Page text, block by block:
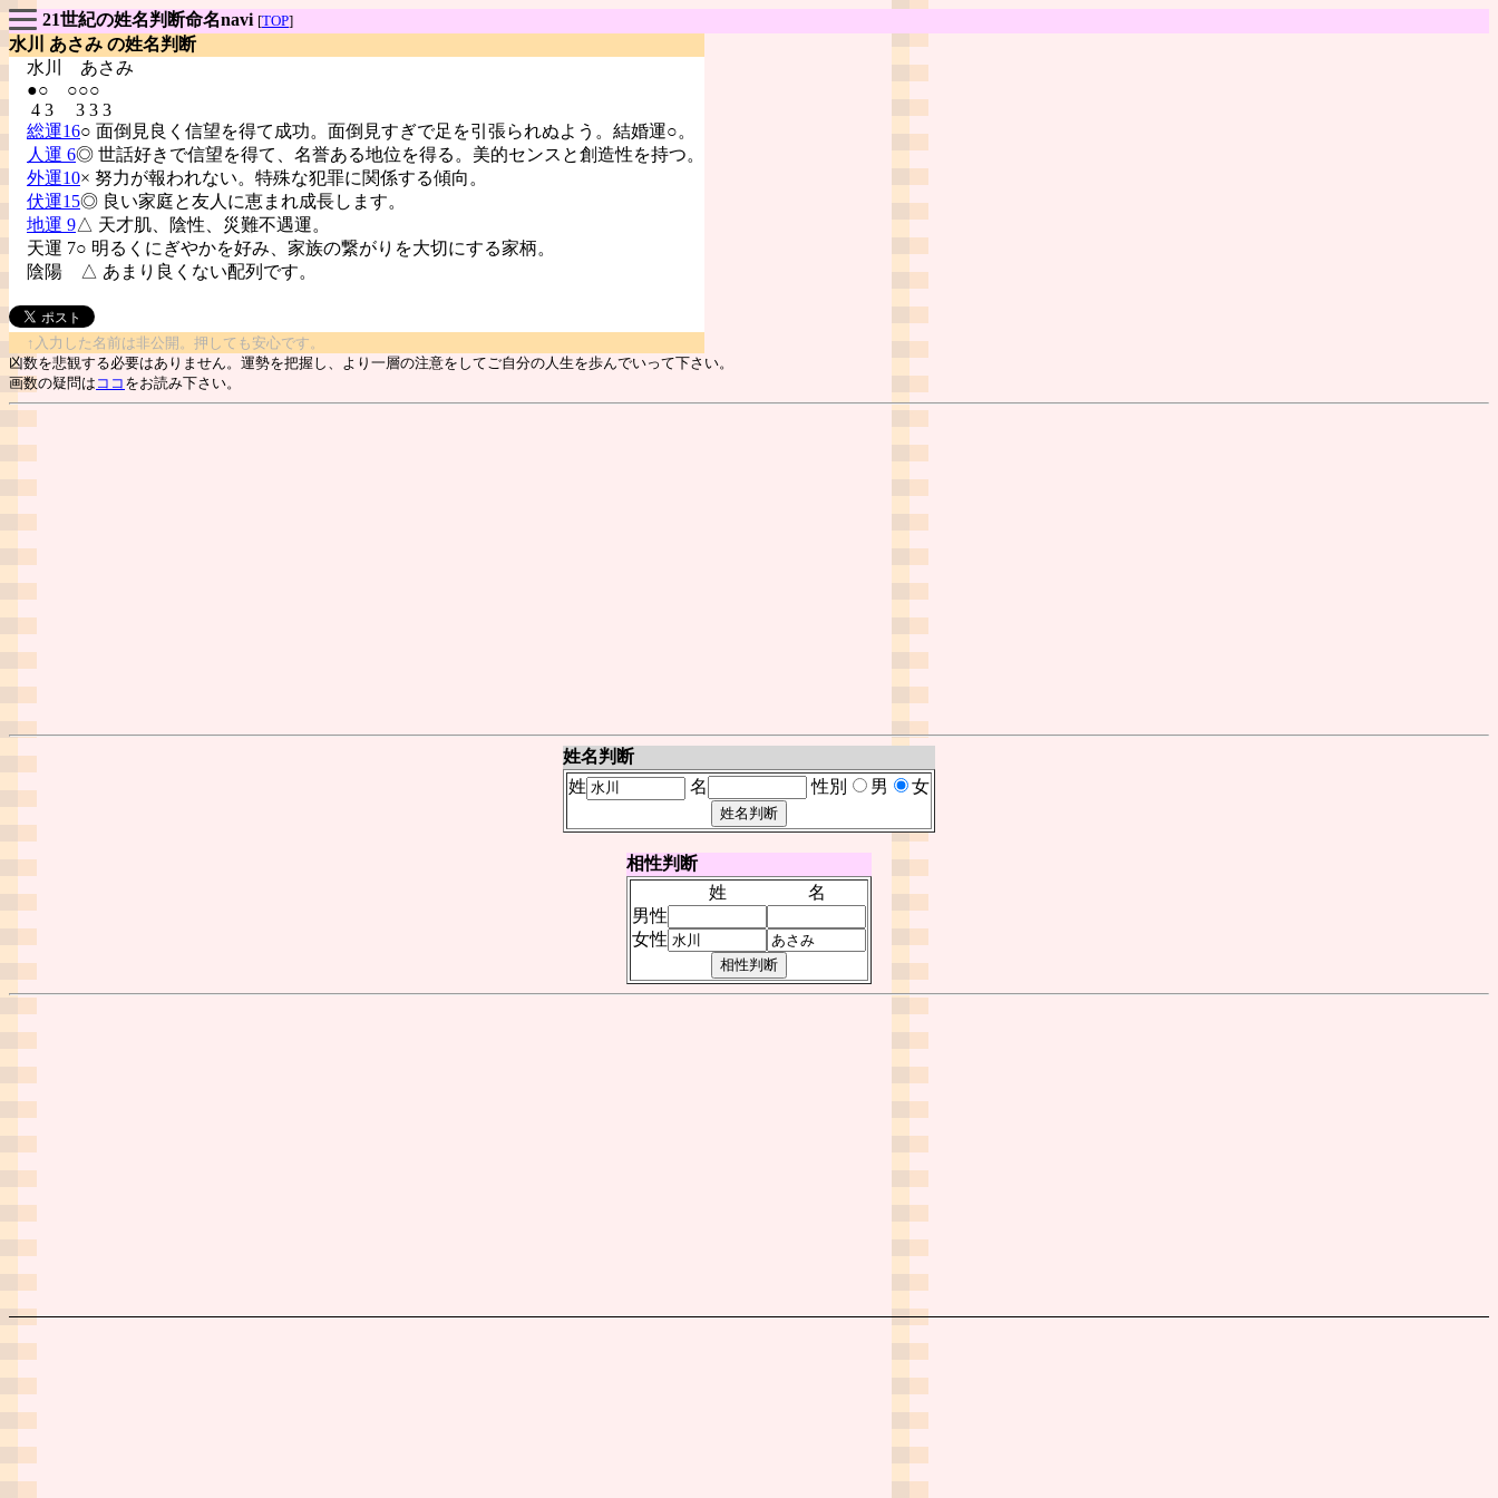
21世紀の姓名判断命名navi [TOP]
水川 あさみ の姓名判断
水川 あさみ
●○ ○○○
4 3 3 3 3
総運16○ 面倒見良く信望を得て成功。面倒見すぎで足を引張られぬよう。結婚運○。
人運 6◎ 世話好きで信望を得て、名誉ある地位を得る。美的センスと創造性を持つ。
外運10× 努力が報われない。特殊な犯罪に関係する傾向。
伏運15◎ 良い家庭と友人に恵まれ成長します。
地運 9△ 天才肌、陰性、災難不遇運。
天運 7○ 明るくにぎやかを好み、家族の繋がりを大切にする家柄。
陰陽
△ あまり良くない配列です。
↑入力した名前は非公開。押しても安心です。
凶数を悲観する必要はありません。運勢を把握し、より一層の注意をしてご自分の人生を歩んでいって下さい。
画数の疑問は ココ をお読み下さい。
姓名判断
姓
名 性別 男 女
相性判断
姓
名
男性
女性